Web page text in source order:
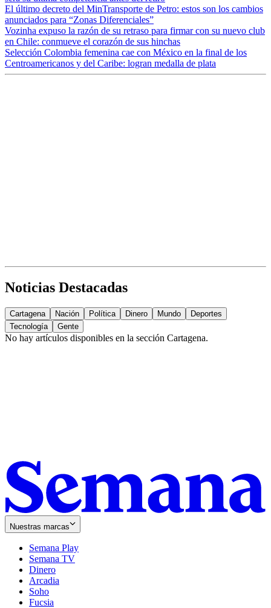
El último decreto del MinTransporte de Petro: estos son los cambios
anunciados para “Zonas Diferenciales”
Vozinha expuso la razón de su retraso para firmar con su nuevo club
en Chile: conmueve el corazón de sus hinchas
Selección Colombia femenina cae con México en la final de los
Centroamericanos y del Caribe: logran medalla de plata
Noticias Destacadas
Cartagena Nación Política Dinero Mundo
Deportes
Tecnología
Gente
No hay artículos disponibles en la sección Cartagena.
Nuestras marcas
Semana Play
Semana TV
Dinero
Arcadia
Soho
in
Fucsia